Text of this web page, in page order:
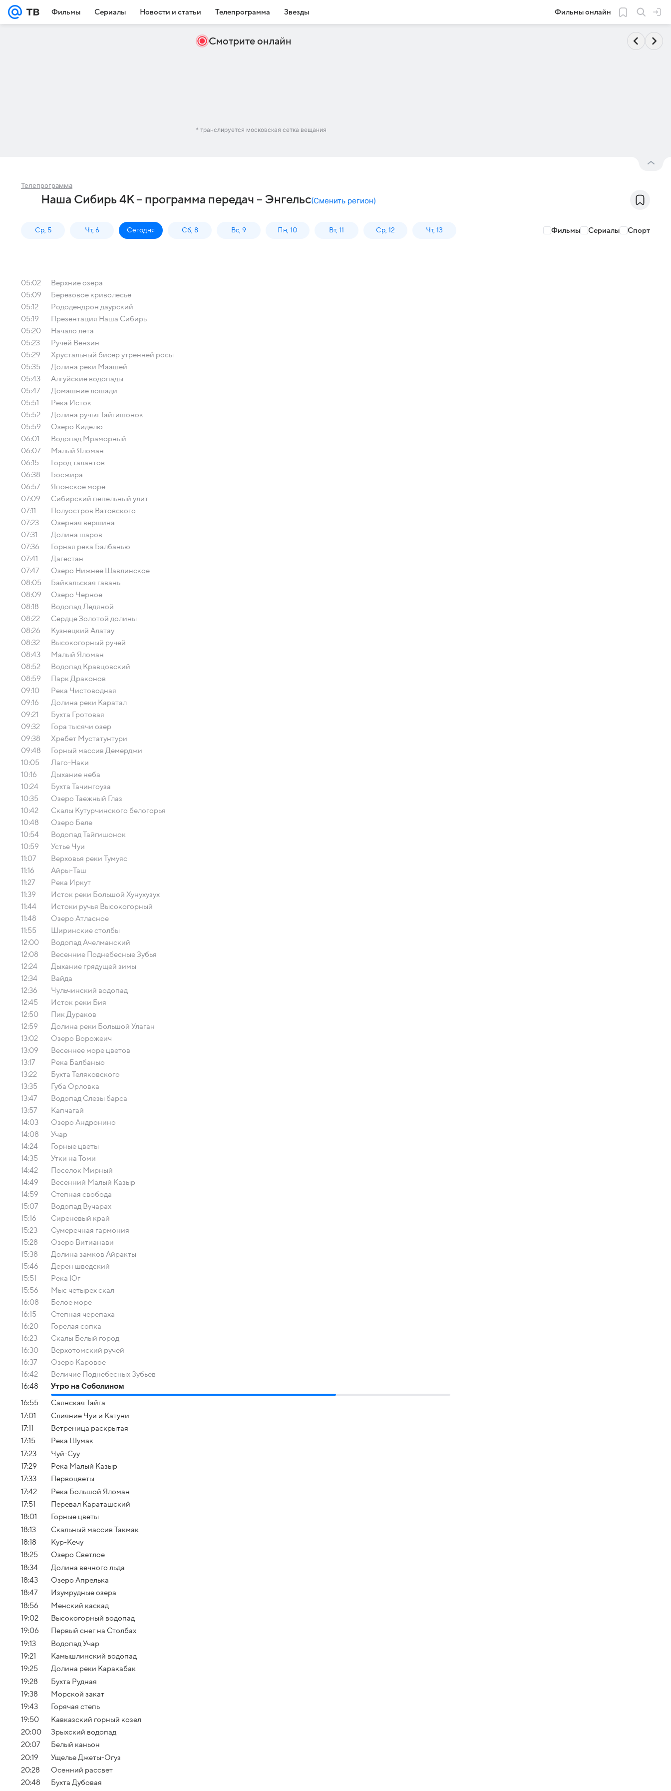
Фильмы Сериалы Новости и статьи Телепрограмма Звезды Фильмы онлайн
Смотрите онлайн
* транслируется московская сетка вещания
Телепрограмма
Наша Сибирь 4К – программа передач – Энгельс(Сменить регион)
Ср, 5 Чт, 6 Сегодня Сб, 8 Вс, 9 Пн, 10 Вт, 11 Ср, 12 Чт, 13 Фильмы Сериалы Спорт
05:02
Верхние озера
05:09
Березовое криволесье
05:12
Рододендрон даурский
05:19
Презентация Наша Сибирь
05:20
Начало лета
05:23
Ручей Вензин
05:29
Хрустальный бисер утренней росы
05:35
Долина реки Маашей
05:43
Алгуйские водопады
05:47
Домашние лошади
05:51
Река Исток
05:52
Долина ручья Тайгишонок
05:59
Озеро Киделю
06:01
Водопад Мраморный
06:07
Малый Яломан
06:15
Город талантов
06:38
Босжира
06:57
Японское море
07:09
Сибирский пепельный улит
07:11
Полуостров Ватовского
07:23
Озерная вершина
07:31
Долина шаров
07:36
Горная река Балбанью
07:41
Дагестан
07:47
Озеро Нижнее Шавлинское
08:05
Байкальская гавань
08:09
Озеро Черное
08:18
Водопад Ледяной
08:22
Сердце Золотой долины
08:26
Кузнецкий Алатау
08:32
Высокогорный ручей
08:43
Малый Яломан
08:52
Водопад Кравцовский
08:59
Парк Драконов
09:10
Река Чистоводная
09:16
Долина реки Каратал
09:21
Бухта Гротовая
09:32
Гора тысячи озер
09:38
Хребет Мустатунтури
09:48
Горный массив Демерджи
10:05
Лаго-Наки
10:16
Дыхание неба
10:24
Бухта Тачингоуза
10:35
Озеро Таежный Глаз
10:42
Скалы Кутурчинского белогорья
10:48
Озеро Беле
10:54
Водопад Тайгишонок
10:59
Устье Чуи
11:07
Верховья реки Тумуяс
11:16
Айры-Таш
11:27
Река Иркут
11:39
Исток реки Большой Хунухузух
11:44
Истоки ручья Высокогорный
11:48
Озеро Атласное
11:55
Ширинские столбы
12:00
Водопад Ачелманский
12:08
Весенние Поднебесные Зубья
12:24
Дыхание грядущей зимы
12:34
Вайда
12:36
Чульчинский водопад
12:45
Исток реки Бия
12:50
Пик Дураков
12:59
Долина реки Большой Улаган
13:02
Озеро Ворожеич
13:09
Весеннее море цветов
13:17
Река Балбанью
13:22
Бухта Теляковского
13:35
Губа Орловка
13:47
Водопад Слезы барса
13:57
Капчагай
14:03
Озеро Андронино
14:08
Учар
14:24
Горные цветы
14:35
Утки на Томи
14:42
Поселок Мирный
14:49
Весенний Малый Казыр
14:59
Степная свобода
15:07
Водопад Вучарах
15:16
Сиреневый край
15:23
Сумеречная гармония
15:28
Озеро Витианави
15:38
Долина замков Айракты
15:46
Дерен шведский
15:51
Река Юг
15:56
Мыс четырех скал
16:08
Белое море
16:15
Cтепная черепаха
16:20
Горелая сопка
16:23
Скалы Белый город
16:30
Верхотомский ручей
16:37
Озеро Каровое
16:42
Величие Поднебесных Зубьев
16:48
Утро на Соболином
16:55
Саянская Тайга
17:01
Слияние Чуи и Катуни
17:11
Ветреница раскрытая
17:15
Река Шумак
17:23
Чуй-Суу
17:29
Река Малый Казыр
17:33
Первоцветы
17:42
Река Большой Яломан
17:51
Перевал Караташский
18:01
Горные цветы
18:13
Скальный массив Такмак
18:18
Кур-Кечу
18:25
Озеро Светлое
18:34
Долина вечного льда
18:43
Озеро Апрелька
18:47
Изумрудные озера
18:56
Менский каскад
19:02
Высокогорный водопад
19:06
Первый снег на Столбах
19:13
Водопад Учар
19:21
Камышлинский водопад
19:25
Долина реки Каракабак
19:28
Бухта Рудная
19:38
Морской закат
19:43
Горячая степь
19:50
Кавказский горный козел
20:00
Зрыхский водопад
20:07
Белый каньон
20:19
Ущелье Джеты-Огуз
20:28
Осенний рассвет
20:48
Бухта Дубовая